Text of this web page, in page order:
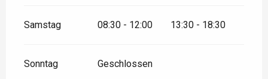
Samstag 08:30 - 12:00 13:30 - 18:30
Sonntag Geschlossen